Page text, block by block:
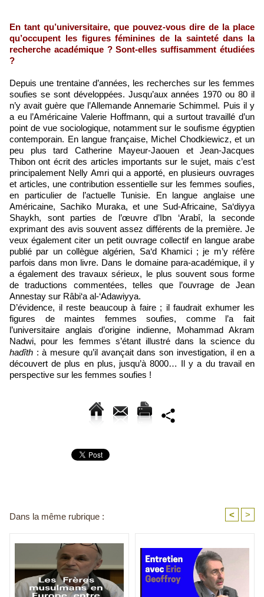
En tant qu’universitaire, que pouvez-vous dire de la place
qu’occupent les figures féminines de la sainteté dans la
recherche académique ? Sont-elles suffisamment étudiées
?
Depuis une trentaine d’années, les recherches sur les femmes
soufies se sont développées. Jusqu’aux années 1970 ou 80 il
n’y avait guère que l’Allemande Annemarie Schimmel. Puis il y
a eu l’Américaine Valerie Hoffmann, qui a surtout travaillé d’un
point de vue sociologique, notamment sur le soufisme égyptien
contemporain. En langue française, Michel Chodkiewicz, et un
peu plus tard Catherine Mayeur-Jaouen et Jean-Jacques
Thibon ont écrit des articles importants sur le sujet, mais c’est
principalement Nelly Amri qui a apporté, en plusieurs ouvrages
et articles, une contribution essentielle sur les femmes soufies,
en particulier de l’actuelle Tunisie. En langue anglaise une
Américaine, Sachiko Muraka, et une Sud-Africaine, Sa‘diyya
Shaykh, sont parties de l’œuvre d’Ibn ‘Arabî, la seconde
exprimant des avis souvent assez différents de la première. Je
veux également citer un petit ouvrage collectif en langue arabe
publié par un collègue algérien, Sa‘d Khamici ; je m’y réfère
parfois dans mon livre. Dans le domaine para-académique, il y
a également des travaux sérieux, le plus souvent sous forme
de traductions commentées, telles que l’ouvrage de Jean
Annestay sur Râbi‘a al-‘Adawiyya.
D’évidence, il reste beaucoup à faire ; il faudrait exhumer les
figures de maintes femmes soufies, comme l’a fait
l’universitaire anglais d’origine indienne, Mohammad Akram
Nadwi, pour les femmes s’étant illustré dans la science du
hadîth : à mesure qu’il avançait dans son investigation, il en a
découvert de plus en plus, jusqu’à 8000… Il y a du travail en
perspective sur les femmes soufies !
Dans la même rubrique : < >